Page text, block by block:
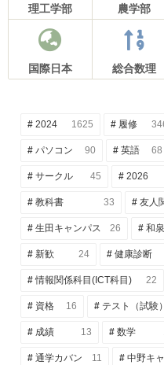
理工学部 農学部
国際日本 総合数理
2024 1625 履修
パソコン 90 英語 68
サークル 45 2026
教科書 33 友人
生田キャンパス 26 和
新歓 24 健康診断
情報関係科目(ICT科目) 22
資格 16 テスト（試験）
成績 13 数学
通学カバン 11 中野キ